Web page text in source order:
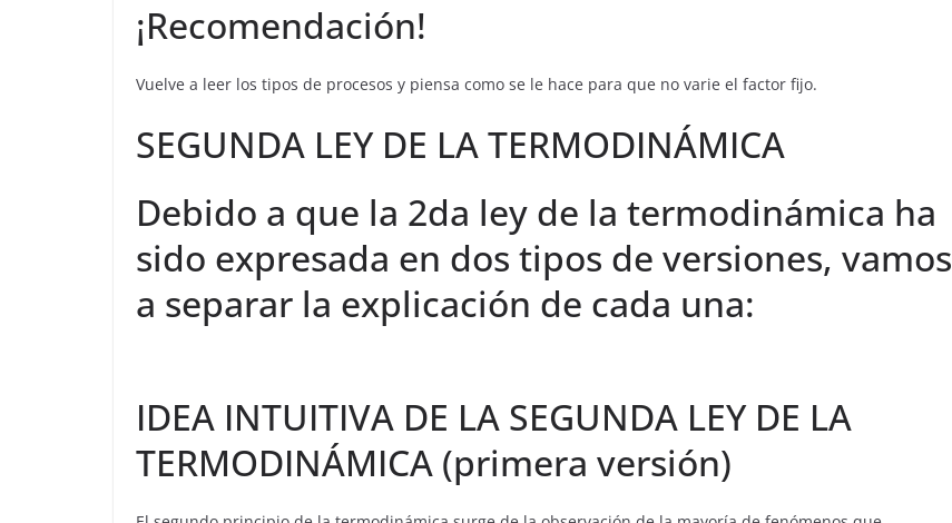
¡Recomendación!
Vuelve a leer los tipos de procesos y piensa como se le hace para que no varie el factor fijo.
SEGUNDA LEY DE LA TERMODINÁMICA
Debido a que la 2da ley de la termodinámica ha
sido expresada en dos tipos de versiones, vamos
a separar la explicación de cada una:
IDEA INTUITIVA DE LA SEGUNDA LEY DE LA
TERMODINÁMICA (primera versión)